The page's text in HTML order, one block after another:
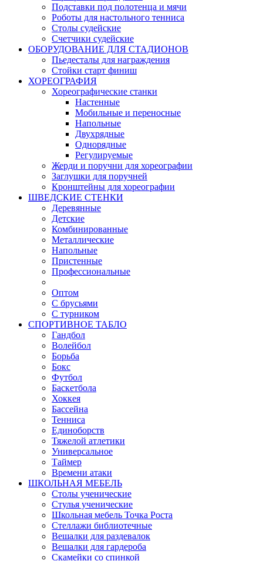
Подставки под полотенца и мячи
Роботы для настольного тенниса
Столы судейские
Счетчики судейские
ОБОРУДОВАНИЕ ДЛЯ СТАДИОНОВ
Пьедесталы для награждения
Стойки старт финиш
ХОРЕОГРАФИЯ
Хореографические станки
Настенные
Мобильные и переносные
Напольные
Двухрядные
Однорядные
Регулируемые
Жерди и поручни для хореографии
Заглушки для поручней
Кронштейны для хореографии
ШВЕДСКИЕ СТЕНКИ
Деревянные
Детские
Комбинированные
Металлические
Напольные
Пристенные
Профессиональные
Оптом
С брусьями
С турником
СПОРТИВНОЕ ТАБЛО
Гандбол
Волейбол
Борьба
Бокс
Футбол
Баскетбола
Хоккея
Бассейна
Тенниса
Единоборств
Тяжелой атлетики
Универсальное
Таймер
Времени атаки
ШКОЛЬНАЯ МЕБЕЛЬ
Столы ученические
Стулья ученические
Школьная мебель Точка Роста
Стеллажи библиотечные
Вешалки для раздевалок
Вешалки для гардероба
Скамейки со спинкой